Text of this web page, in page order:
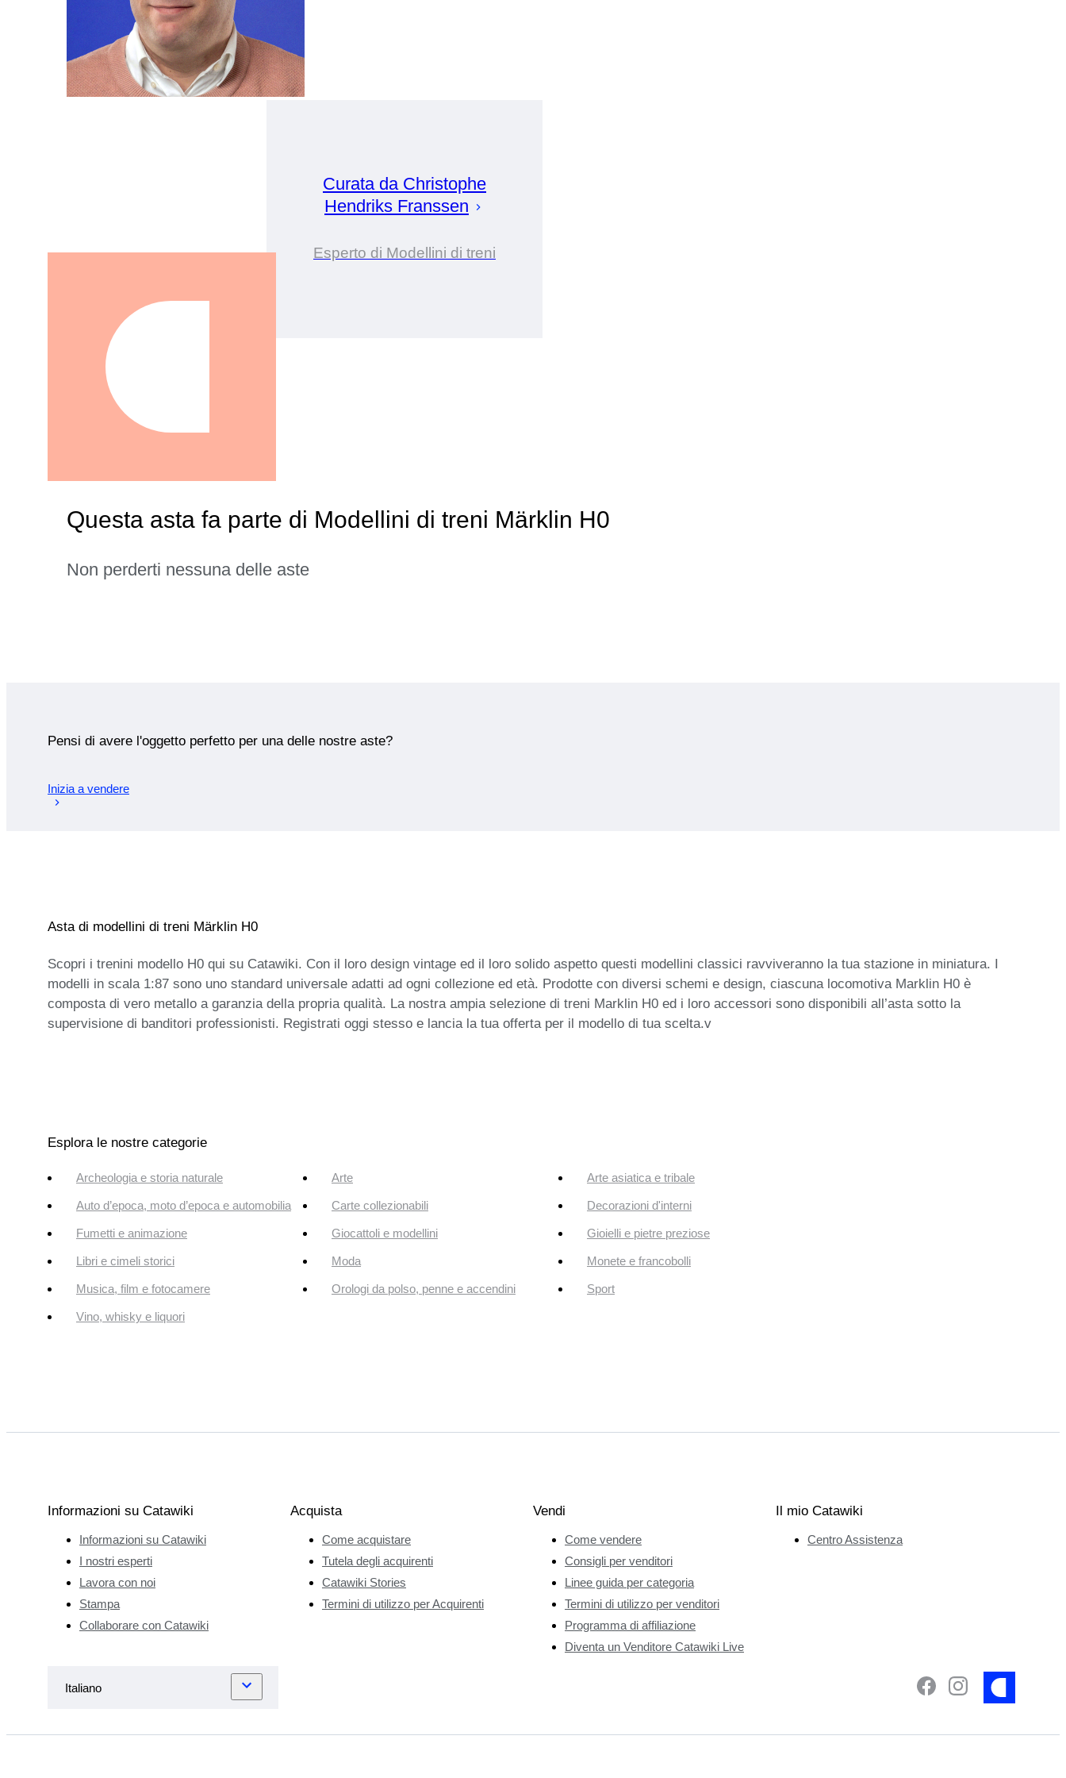
Curata da Christophe
Hendriks Franssen
Esperto di Modellini di treni
Questa asta fa parte di Modellini di treni Märklin H0
Non perderti nessuna delle aste
Pensi di avere l'oggetto perfetto per una delle nostre aste?
Inizia a vendere
Asta di modellini di treni Märklin H0
Scopri i trenini modello H0 qui su Catawiki. Con il loro design vintage ed il loro solido aspetto questi modellini classici ravviveranno la tua stazione in miniatura. I
modelli in scala 1:87 sono uno standard universale adatti ad ogni collezione ed età. Prodotte con diversi schemi e design, ciascuna locomotiva Marklin H0 è
composta di vero metallo a garanzia della propria qualità. La nostra ampia selezione di treni Marklin H0 ed i loro accessori sono disponibili all’asta sotto la
supervisione di banditori professionisti. Registrati oggi stesso e lancia la tua offerta per il modello di tua scelta.v
Esplora le nostre categorie
Archeologia e storia naturale Arte Arte asiatica e tribale
Auto d’epoca, moto d’epoca e automobilia Carte collezionabili Decorazioni d'interni
Fumetti e animazione Giocattoli e modellini Gioielli e pietre preziose
Libri e cimeli storici Moda Monete e francobolli
Musica, film e fotocamere Orologi da polso, penne e accendini Sport
Vino, whisky e liquori
Informazioni su Catawiki
Informazioni su Catawiki
I nostri esperti
Lavora con noi
Stampa
Collaborare con Catawiki
Acquista
Come acquistare
Tutela degli acquirenti
Catawiki Stories
Termini di utilizzo per Acquirenti
Vendi
Come vendere
Consigli per venditori
Linee guida per categoria
Termini di utilizzo per venditori
Programma di affiliazione
Diventa un Venditore Catawiki Live
Il mio Catawiki
Centro Assistenza